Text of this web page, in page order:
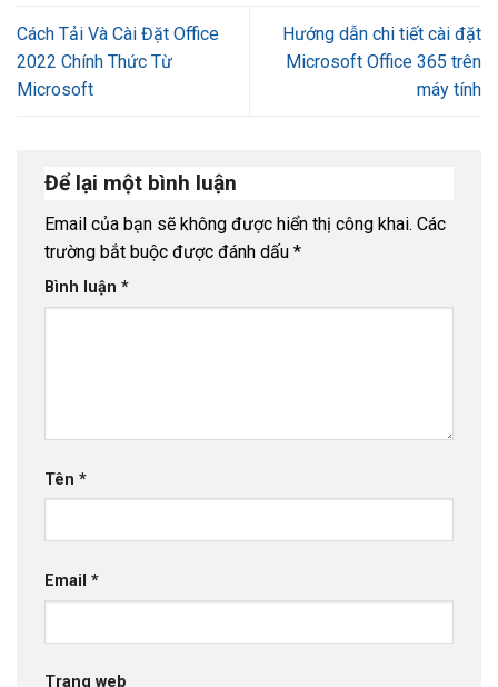
Cách Tải Và Cài Đặt Office
2022 Chính Thức Từ
Microsoft
Hướng dẫn chi tiết cài đặt
Microsoft Office 365 trên
máy tính
Để lại một bình luận
Email của bạn sẽ không được hiển thị công khai. Các
trường bắt buộc được đánh dấu *
Bình luận *
Tên *
Email *
Trang web